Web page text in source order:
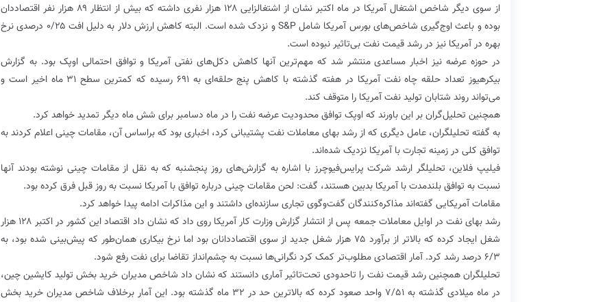
از سوی دیگر شاخص اشتغال آمریکا در ماه اکتبر نشان از اشتغالزایی ۱۲۸ هزار نفری داشته که بیش از انتظار ۸۹ هزار نفر اقتصاددان
بوده و باعث اوج‌گیری شاخص‌های بورس آمریکا شامل S&P و نزدک شده است. البته کاهش ارزش دلار به دلیل افت ۰/۲۵ درصدی نرخ
بهره در آمریکا نیز در رشد قیمت نفت بی‌تاثیر نبوده است.
در حوزه عرضه نیز اخبار مساعدی منتشر شد که مهم‌ترین آنها کاهش دکل‌های نفتی آمریکا و توافق احتمالی اوپک بود. به گزارش
بیکرهیوز تعداد حلقه چاه نفت آمریکا در هفته گذشته با کاهش پنج حلقه‌ای به ۶۹۱ رسیده که کمترین سطح ۳۱ ماه اخیر است و
می‌تواند روند شتابان تولید نفت آمریکا را متوقف کند.
همچنین تحلیل‌گران بر این باورند که اوپک توافق محدودیت عرضه نفت را در ماه دسامبر برای شش ماه دیگر تمدید خواهد کرد.
به گفته تحلیلگران، عامل دیگری که از رشد بهای معاملات نفت پشتیبانی کرد، اخباری بود که براساس آن، مقامات چینی اعلام کردند به
توافق کلی در زمینه تجارت با آمریکا نزدیک شده‌اند.
فیلیپ فلاین، تحلیلگر ارشد شرکت پرایس‌فیوچرز با اشاره به گزارش‌های روز پنجشنبه که به نقل از مقامات چینی نوشته بودند آنها
نسبت به توافق بلندمدت با آمریکا بدبین هستند، گفت: لحن مقامات چینی درباره توافق با آمریکا نسبت به روز قبل فرق کرده بود.
مقامات آمریکایی گفته‌اند مذاکره‌کنندگان گفت‌وگوی تجاری سازنده‌ای داشتند و این مذاکرات ادامه پیدا خواهد کرد.
رشد بهای نفت در اوایل معاملات جمعه پس از انتشار گزارش وزارت کار آمریکا روی داد که نشان داد اقتصاد این کشور در اکتبر ۱۲۸ هزار
شغل ایجاد کرده که بالاتر از برآورد ۷۵ هزار شغل جدید از سوی اقتصاددانان بود اما نرخ بیکاری همان‌طور که پیش‌بینی شده بود، به
۶/۳ درصد رشد کرد. آمار اقتصادی مطلوب‌تر کمک کرد نگرانی‌ها نسبت به چشم‌انداز تقاضا برای نفت رفع شود.
تحلیلگران همچنین رشد قیمت نفت را تاحدودی تحت‌تاثیر آماری دانستند که نشان داد شاخص مدیران خرید بخش تولید کایشین چین،
در ماه میلادی گذشته به ۷/۵۱ واحد صعود کرده که بالاترین حد در ۳۲ ماه گذشته بود. این آمار برخلاف شاخص مدیران خرید بخش